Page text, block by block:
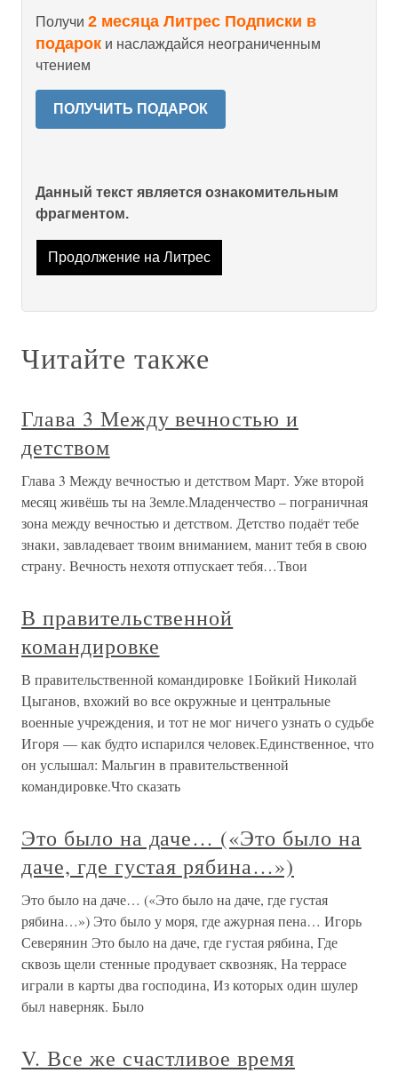
Получи 2 месяца Литрес Подписки в
подарок и наслаждайся неограниченным
чтением
ПОЛУЧИТЬ ПОДАРОК
Данный текст является ознакомительным
фрагментом.
Продолжение на Литрес
Читайте также
Глава 3 Между вечностью и
детством
Глава 3 Между вечностью и детством Март. Уже второй
месяц живёшь ты на Земле.Младенчество – пограничная
зона между вечностью и детством. Детство подаёт тебе
знаки, завладевает твоим вниманием, манит тебя в свою
страну. Вечность нехотя отпускает тебя…Твои
В правительственной
командировке
В правительственной командировке 1Бойкий Николай
Цыганов, вхожий во все окружные и центральные
военные учреждения, и тот не мог ничего узнать о судьбе
Игоря — как будто испарился человек.Единственное, что
он услышал: Мальгин в правительственной
командировке.Что сказать
Это было на даче… («Это было на
даче, где густая рябина…»)
Это было на даче… («Это было на даче, где густая
рябина…») Это было у моря, где ажурная пена… Игорь
Северянин Это было на даче, где густая рябина, Где
сквозь щели стенные продувает сквозняк, На террасе
играли в карты два господина, Из которых один шулер
был наверняк. Было
V. Все же счастливое время